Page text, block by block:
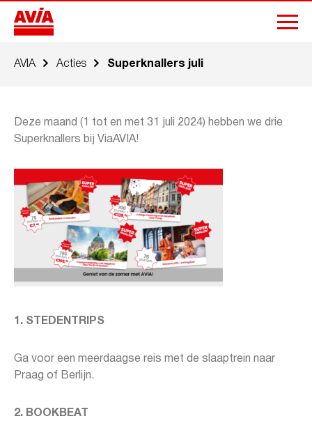
AVIA Acties Superknallers juli
Deze maand (1 tot en met 31 juli 2024) hebben we drie
Superknallers bij ViaAVIA!
1. STEDENTRIPS
Ga voor een meerdaagse reis met de slaaptrein naar
Praag of Berlijn.
2. BOOKBEAT